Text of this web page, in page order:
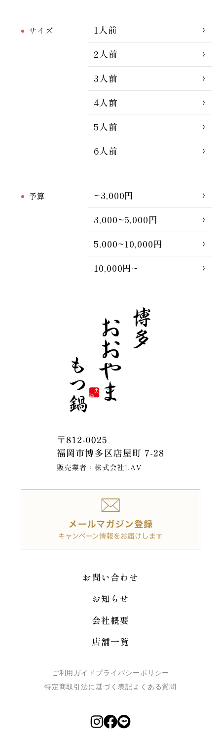
サイズ
1人前
2人前
3人前
4人前
5人前
6人前
予算
~3,000円
3,000~5,000円
5,000~10,000円
10,000円~
お問い合わせ
お知らせ
会社概要
店舗一覧
ご利用ガイド プライバシーポリシー
特定商取引法に基づく表記よくある質問